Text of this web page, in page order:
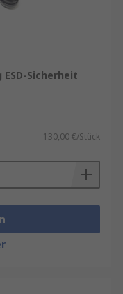
ESD-Sicherheit
130,00 €/Stück